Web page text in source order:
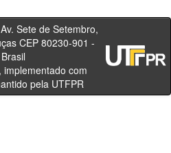
de Setembro,
CEP 80230-901 -
PR - Brasil
implementado com
pela UTFPR